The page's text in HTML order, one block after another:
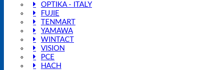
OPTIKA - ITALY
FUJIE
TENMART
YAMAWA
WINTACT
VISION
PCE
HACH